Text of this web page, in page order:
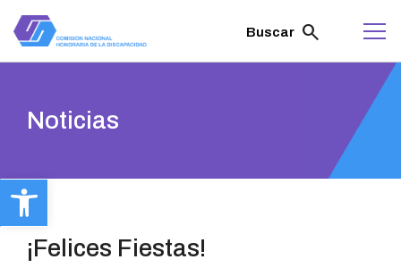
Abrir barra de herramientas
contenido
Buscar search
Noticias
¡Felices Fiestas!